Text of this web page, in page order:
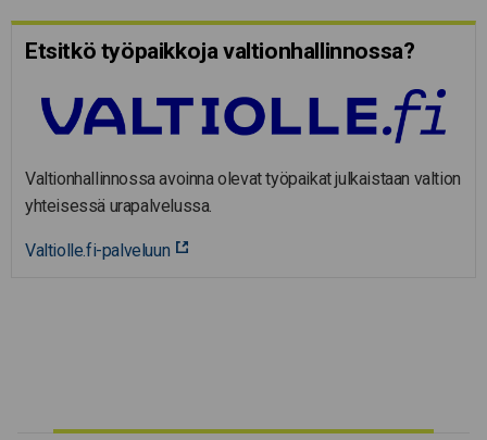
Etsitkö työpaikkoja valtion­hal­lin­nossa?
Valtionhallinnossa avoinna olevat työpaikat julkaistaan valtion
yhteisessä urapalvelussa.
Valtiolle.fi-palveluun